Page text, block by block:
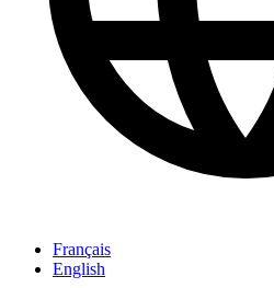
Français
English